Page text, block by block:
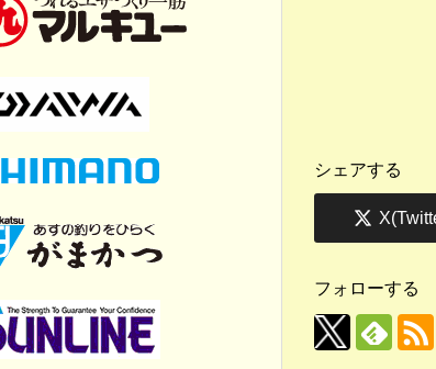
シェアする
フォローする